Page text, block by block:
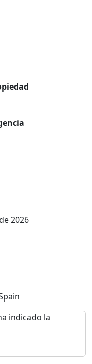
2026
indicado la